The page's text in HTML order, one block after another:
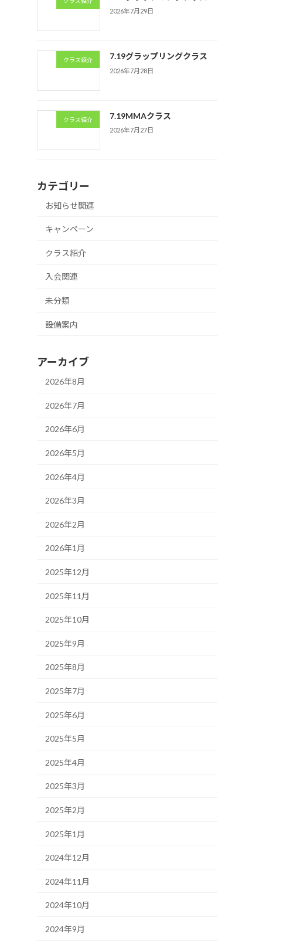
2026年7月29日
クラス紹介 7.19グラップリングクラス
2026年7月28日
クラス紹介 7.19MMAクラス
2026年7月27日
カテゴリー
お知らせ関連
キャンペーン
クラス紹介
入会関連
未分類
設備案内
アーカイブ
2026年8月
2026年7月
2026年6月
2026年5月
2026年4月
2026年3月
2026年2月
2026年1月
2025年12月
2025年11月
2025年10月
2025年9月
2025年8月
2025年7月
2025年6月
2025年5月
2025年4月
2025年3月
2025年2月
2025年1月
2024年12月
2024年11月
2024年10月
2024年9月